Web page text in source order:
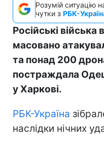
Розумій ситуацію
чутки з РБК-
Російські війська
масовано
та понад 200
постраждала
у Харкові.
РБК-Україна
наслідки нічних